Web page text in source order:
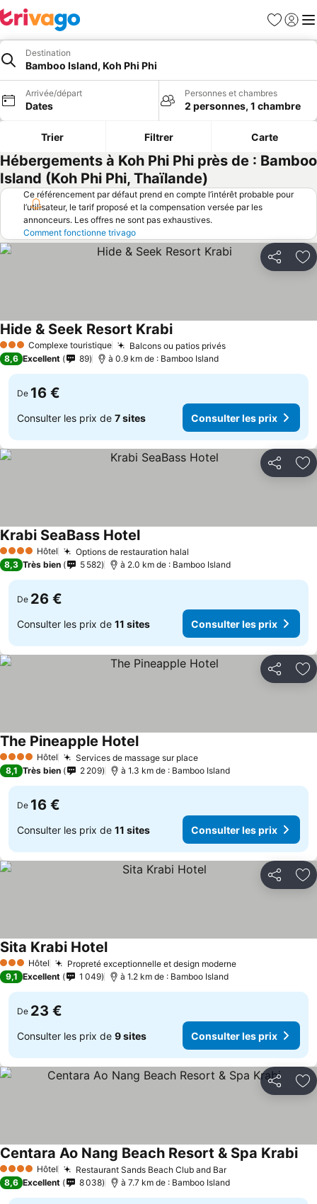
Favoris
Se
Destination
Bamboo Island, Koh Phi Phi
Arrivée/départ
Dates
Personnes et chambres
2 personnes, 1 chambre
Trier Filtrer Carte
Hébergements à Koh Phi Phi près de : Bamboo
Island (Koh Phi Phi, Thaïlande)
Ce référencement par défaut prend en compte l’intérêt probable pour
l’utilisateur, le tarif proposé et la compensation versée par les
annonceurs. Les offres ne sont pas exhaustives.
Comment fonctionne trivago
Partager
3 ÉtoilesComplexe touristique Balcons ou patios privés
Hide & Seek Resort Krabi
8,6 Excellent 89 à 0.9 km de : Bamboo Island
De 16 €
Consulter les prix de 7 sites Consulter les prix
Partager
4 Étoiles Hôtel Options de restauration halal
Krabi SeaBass Hotel
8,3 Très bien 5 582 à 2.0 km de : Bamboo Island
De 26 €
Consulter les prix de 11 sites Consulter les prix
Partager
4 Étoiles Hôtel Services de massage sur place
The Pineapple Hotel
8,1 Très bien 2 209 à 1.3 km de : Bamboo Island
De 16 €
Consulter les prix de 11 sites Consulter les prix
Partager
3 ÉtoilesHôtel Propreté exceptionnelle et design moderne
Sita Krabi Hotel
9,1 Excellent 1 049 à 1.2 km de : Bamboo Island
De 23 €
Consulter les prix de 9 sites Consulter les prix
Partager
4 Étoiles Hôtel Restaurant Sands Beach Club and Bar
Centara Ao Nang Beach Resort & Spa Krabi
8,6 Excellent 8 038 à 7.7 km de : Bamboo Island